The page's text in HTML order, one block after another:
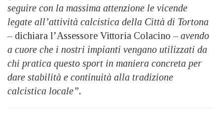
seguire con la massima attenzione le vicende
legate all’attività calcistica della Città di Tortona
– dichiara l’Assessore Vittoria Colacino – avendo
a cuore che i nostri impianti vengano utilizzati da
chi pratica questo sport in maniera concreta per
dare stabilità e continuità alla tradizione
calcistica locale”.